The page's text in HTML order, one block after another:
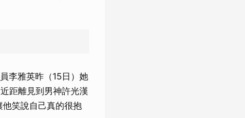
李雅英昨（15日）她
距離見到男神許光漢
笑說自己真的很抱